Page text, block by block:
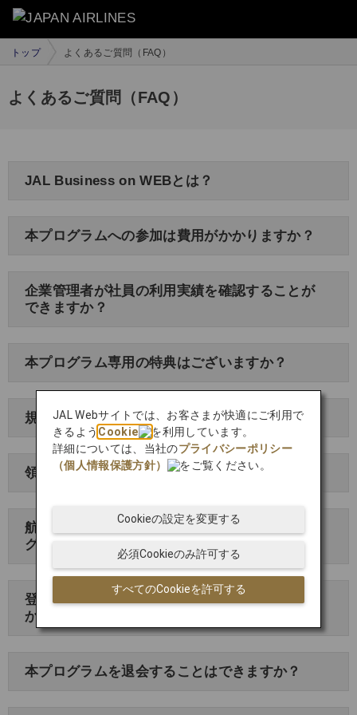
トップ よくあるご質問（FAQ）
よくあるご質問（FAQ）
JAL Business on WEBとは？
本プログラムへの参加は費用がかかりますか？
企業管理者が社員の利用実績を確認することが
できますか？
本プログラム専用の特典はございますか？
規定の割引とは全運賃対象でしょうか？
領収書は発行できますか？
航空券購入後、予約変更・キャンセルは本プロ
グラムで実施できますか？
登録した企業情報を変更することができます
か？
本プログラムを退会することはできますか？
JAL Webサイトでは、お客さまが快適にご利用で
きるよう Cookie
を利用しています。
詳細については、当社のプライバシーポリシー
（個人情報保護方針）
をご覧ください。
すべてのCookieを許可する
必須Cookieのみ許可する
Cookieの設定を変更する